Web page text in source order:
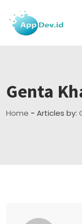
content
Genta
Home - Articles by: